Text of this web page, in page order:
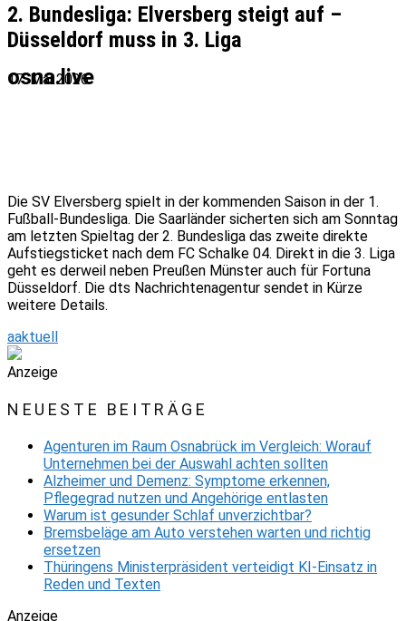
osna.live
2. Bundesliga: Elversberg steigt auf –
Düsseldorf muss in 3. Liga
17. Mai 2026
Die SV Elversberg spielt in der kommenden Saison in der 1.
Fußball-Bundesliga. Die Saarländer sicherten sich am Sonntag
am letzten Spieltag der 2. Bundesliga das zweite direkte
Aufstiegsticket nach dem FC Schalke 04. Direkt in die 3. Liga
geht es derweil neben Preußen Münster auch für Fortuna
Düsseldorf. Die dts Nachrichtenagentur sendet in Kürze
weitere Details.
aaktuell
Anzeige
NEUESTE BEITRÄGE
Agenturen im Raum Osnabrück im Vergleich: Worauf
Unternehmen bei der Auswahl achten sollten
Alzheimer und Demenz: Symptome erkennen,
Pflegegrad nutzen und Angehörige entlasten
Warum ist gesunder Schlaf unverzichtbar?
Bremsbeläge am Auto verstehen warten und richtig
ersetzen
Thüringens Ministerpräsident verteidigt KI-Einsatz in
Reden und Texten
Anzeige